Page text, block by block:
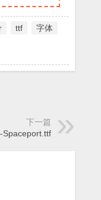
ttf 字体
下一篇
Spaceport.ttf